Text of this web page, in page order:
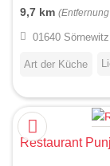
9,7 km
01640
Art der Küche
Restaurant